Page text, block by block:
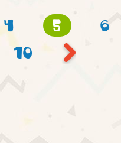
4 5 6
10